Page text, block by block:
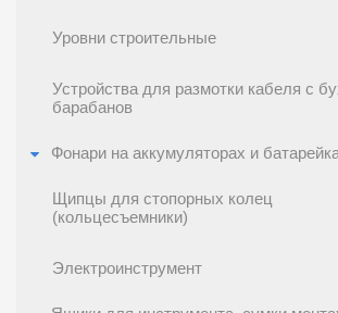
Уровни строительные
Устройства для размотки кабеля с
барабанов
Фонари на аккумуляторах и
Щипцы для стопорных колец
(кольцесъемники)
Электроинструмент